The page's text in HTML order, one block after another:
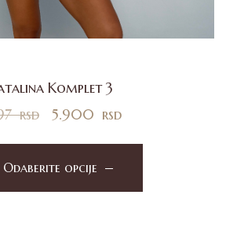
Komplet 3
rsd 5.900 rsd
Odaberite opcije